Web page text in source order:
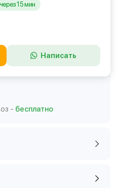
15 мин
Написать
- бесплатно